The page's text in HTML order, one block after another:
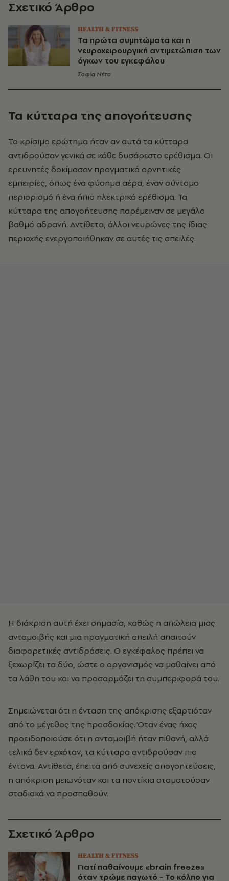
Σχετικό Άρθρο
HEALTH & FITNESS
Τα πρώτα συμπτώματα και η
νευροχειρουργική αντιμετώπιση των
όγκων του εγκεφάλου
Σοφία Νέτα
Τα κύτταρα της απογοήτευσης
Το κρίσιμο ερώτημα ήταν αν αυτά τα κύτταρα
αντιδρούσαν γενικά σε κάθε δυσάρεστο ερέθισμα. Οι
ερευνητές δοκίμασαν πραγματικά αρνητικές
εμπειρίες, όπως ένα φύσημα αέρα, έναν σύντομο
περιορισμό ή ένα ήπιο ηλεκτρικό ερέθισμα. Τα
κύτταρα της απογοήτευσης παρέμειναν σε μεγάλο
βαθμό αδρανή. Αντίθετα, άλλοι νευρώνες της ίδιας
περιοχής ενεργοποιήθηκαν σε αυτές τις απειλές.
Η διάκριση αυτή έχει σημασία, καθώς η απώλεια μιας
ανταμοιβής και μια πραγματική απειλή απαιτούν
διαφορετικές αντιδράσεις. Ο εγκέφαλος πρέπει να
ξεχωρίζει τα δύο, ώστε ο οργανισμός να μαθαίνει από
τα λάθη του και να προσαρμόζει τη συμπεριφορά του.
Σημειώνεται ότι η ένταση της απόκρισης εξαρτιόταν
από το μέγεθος της προσδοκίας. Όταν ένας ήχος
προειδοποιούσε ότι η ανταμοιβή ήταν πιθανή, αλλά
τελικά δεν ερχόταν, τα κύτταρα αντιδρούσαν πιο
έντονα. Αντίθετα, έπειτα από συνεχείς απογοητεύσεις,
η απόκριση μειωνόταν και τα ποντίκια σταματούσαν
σταδιακά να προσπαθούν.
Σχετικό Άρθρο
HEALTH & FITNESS
Γιατί παθαίνουμε «brain freeze»
όταν τρώμε παγωτό - Το κόλπο για